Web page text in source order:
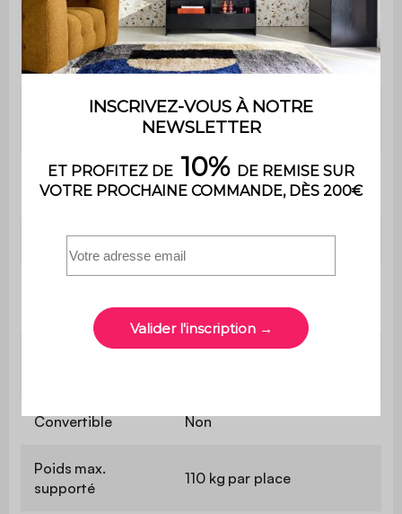
Garnissage PU
Garnissage assise
Mousse polyuréthane
(30kg/m3)
Garnissage
dossier
Mousse polyuréthane
(30kg/m3)
Hauteur d'assise 35 cm
Convertible Non
Poids max.
supporté
110 kg par place